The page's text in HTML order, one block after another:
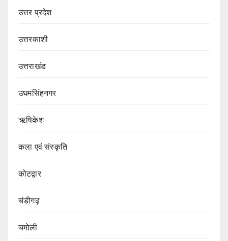
उत्तर प्रदेश
उत्तरकाशी
उत्तराखंड
उधमसिंहनगर
ऋषिकेश
कला एवं संस्कृति
कोटद्वार
चंडीगढ़
चमोली